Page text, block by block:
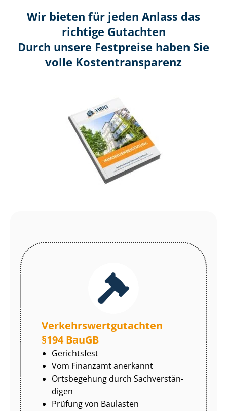
Wir bieten für jeden Anlass das
richtige Gutachten
Durch unsere Festpreise haben Sie
volle Kosten­transparenz
Ver­kehrs­wert­gut­ach­ten
§194 BauGB
Gerichtsfest
Vom Finanzamt anerkannt
Ortsbegehung durch Sach­ver­stän­
di­gen
Prüfung von Baulasten